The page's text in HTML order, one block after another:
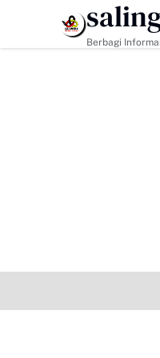
HEADLINE
Berbagi